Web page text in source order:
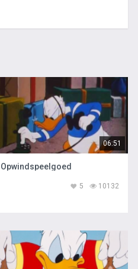
06:51
Opwindspeelgoed
10132
5